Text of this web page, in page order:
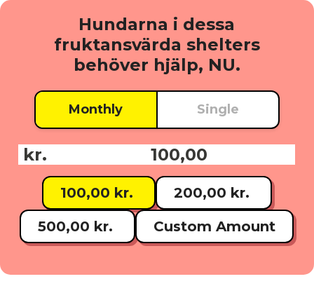
Hundarna i dessa
fruktansvärda shelters
behöver hjälp, NU.
Monthly Single
Donationsbelopp:
kr.
100,00 kr.
200,00 kr.
500,00 kr.
Custom Amount